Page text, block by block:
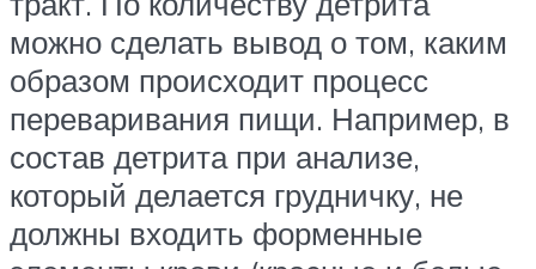
можно сделать вывод о том, каким
образом происходит процесс
переваривания пищи. Например, в
состав детрита при анализе,
который делается грудничку, не
должны входить форменные